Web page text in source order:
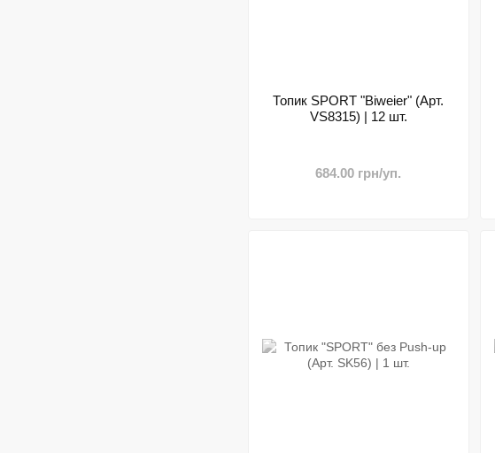
Топик SPORT "Biweier" (Арт.
VS8315) | 12 шт.
684.00 грн/уп.